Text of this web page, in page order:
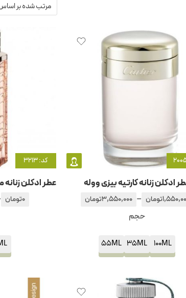
مرتب شده بر
ادکلن زنانه کارتیه بیزی ووله
تومان –
3,550,000تومان
حجم
100ML
35ML
55ML
کد: 3213
0تومان